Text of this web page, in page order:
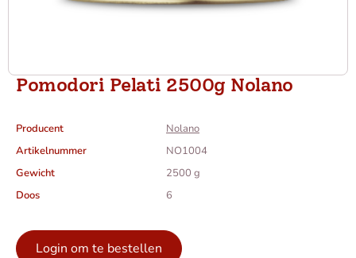
Pomodori Pelati 2500g Nolano
Producent
Nolano
Artikelnummer
NO1004
Gewicht
2500 g
Doos
6
Login om te bestellen